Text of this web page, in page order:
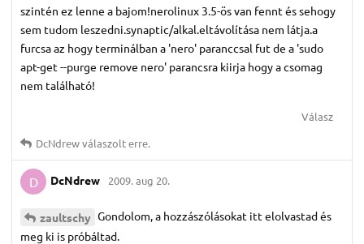
szintén ez lenne a bajom!nerolinux 3.5-ös van fennt és sehogy
sem tudom leszedni.synaptic/alkal.eltávolítása nem látja.a
furcsa az hogy terminálban a 'nero' paranccsal fut de a 'sudo
apt-get --purge remove nero' parancsra kiirja hogy a csomag
nem található!
Válasz
DcNdrewválaszolt erre.
D DcNdrew 2009. aug 20.
zaultschy Gondolom, a hozzászólásokat itt elolvastad és
meg ki is próbáltad.